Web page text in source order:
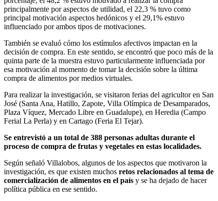
principalmente por aspectos de utilidad, el 22,3 % tuvo como
principal motivación aspectos hedónicos y el 29,1% estuvo
influenciado por ambos tipos de motivaciones.
También se evaluó cómo los estímulos afectivos impactan en la
decisión de compra. En este sentido, se encontró que poco más de la
quinta parte de la muestra estuvo particularmente influenciada por
esa motivación al momento de tomar la decisión sobre la última
compra de alimentos por medios virtuales.
Para realizar la investigación, se visitaron ferias del agricultor en San
José (Santa Ana, Hatillo, Zapote, Villa Olímpica de Desamparados,
Plaza Víquez, Mercado Libre en Guadalupe), en Heredia (Campo
Ferial La Perla) y en Cartago (Feria El Tejar).
Se entrevistó a un total de 388 personas adultas durante el
proceso de compra de frutas y vegetales en estas localidades.
Según señaló Villalobos, algunos de los aspectos que motivaron la
investigación, es que existen muchos retos relacionados al tema de
comercialización de alimentos en el país y se ha dejado de hacer
política pública en ese sentido.